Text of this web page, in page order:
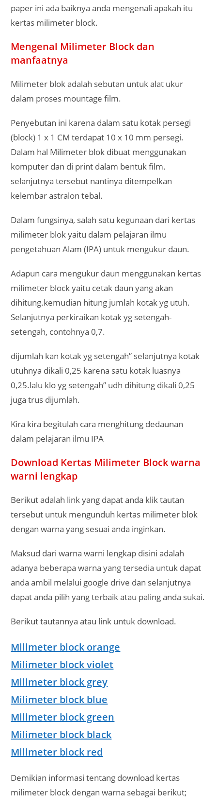
paper ini ada baiknya anda mengenali apakah itu
kertas milimeter block.
Mengenal Milimeter Block dan
manfaatnya
Milimeter blok adalah sebutan untuk alat ukur
dalam proses mountage film.
Penyebutan ini karena dalam satu kotak persegi
(block) 1 x 1 CM terdapat 10 x 10 mm persegi.
Dalam hal Milimeter blok dibuat menggunakan
komputer dan di print dalam bentuk film.
selanjutnya tersebut nantinya ditempelkan
kelembar astralon tebal.
Dalam fungsinya, salah satu kegunaan dari kertas
milimeter blok yaitu dalam pelajaran ilmu
pengetahuan Alam (IPA) untuk mengukur daun.
Adapun cara mengukur daun menggunakan kertas
milimeter block yaitu cetak daun yang akan
dihitung.kemudian hitung jumlah kotak yg utuh.
Selanjutnya perkiraikan kotak yg setengah-
setengah, contohnya 0,7.
dijumlah kan kotak yg setengah” selanjutnya kotak
utuhnya dikali 0,25 karena satu kotak luasnya
0,25.lalu klo yg setengah” udh dihitung dikali 0,25
juga trus dijumlah.
Kira kira begitulah cara menghitung dedaunan
dalam pelajaran ilmu IPA
Download Kertas Milimeter Block warna
warni lengkap
Berikut adalah link yang dapat anda klik tautan
tersebut untuk mengunduh kertas milimeter blok
dengan warna yang sesuai anda inginkan.
Maksud dari warna warni lengkap disini adalah
adanya beberapa warna yang tersedia untuk dapat
anda ambil melalui google drive dan selanjutnya
dapat anda pilih yang terbaik atau paling anda sukai.
Berikut tautannya atau link untuk download.
Milimeter block orange
Milimeter block violet
Milimeter block grey
Milimeter block blue
Milimeter block green
Milimeter block black
Milimeter block red
Demikian informasi tentang download kertas
milimeter block dengan warna sebagai berikut;